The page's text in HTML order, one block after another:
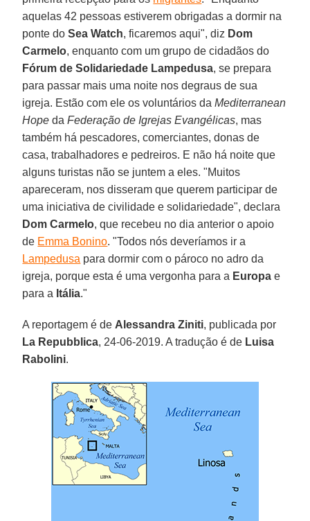
aquelas 42 pessoas estiverem obrigadas a dormir na
ponte doSea Watch, ficaremos aqui", diz Dom
Carmelo, enquanto com um grupo de cidadãos do
Fórum de Solidariedade Lampedusa, se prepara
para passar mais uma noite nos degraus de sua
igreja. Estão com ele os voluntários daMediterranean
Hope daFederação de Igrejas Evangélicas, mas
também há pescadores, comerciantes, donas de
casa, trabalhadores e pedreiros. E não há noite que
alguns turistas não se juntem a eles. "Muitos
apareceram, nos disseram que querem participar de
uma iniciativa de civilidade e solidariedade", declara
Dom Carmelo, que recebeu no dia anterior o apoio
de Emma Bonino. "Todos nós deveríamos ir a
Lampedusa para dormir com o pároco no adro da
igreja, porque esta é uma vergonha para a Europa e
para a Itália."
A reportagem é de Alessandra Ziniti, publicada por
La Repubblica, 24-06-2019. A tradução é de Luisa
Rabolini.